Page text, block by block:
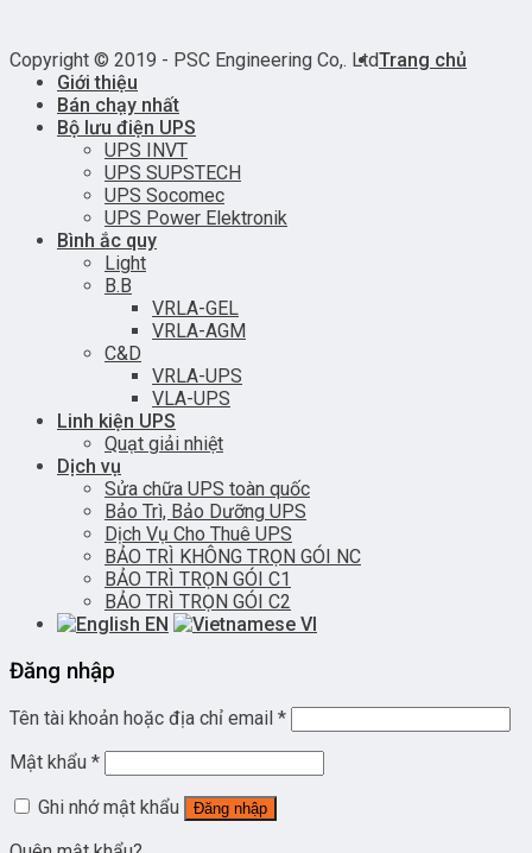
Copyright © 2019 - PSC Engineering Co,. LtdTrang chủ
Giới thiệu
Bán chạy nhất
Bộ lưu điện UPS
UPS INVT
UPS SUPSTECH
UPS Socomec
UPS Power Elektronik
Bình ắc quy
Light
B.B
VRLA-GEL
VRLA-AGM
C&D
VRLA-UPS
VLA-UPS
Linh kiện UPS
Quạt giải nhiệt
Dịch vụ
Sửa chữa UPS toàn quốc
Bảo Trì, Bảo Dưỡng UPS
Dịch Vụ Cho Thuê UPS
BẢO TRÌ KHÔNG TRỌN GÓI NC
BẢO TRÌ TRỌN GÓI C1
BẢO TRÌ TRỌN GÓI C2
EN
VI
Đăng nhập
Tên tài khoản hoặc địa chỉ email *
Mật khẩu *
Ghi nhớ mật khẩu
Đăng nhập